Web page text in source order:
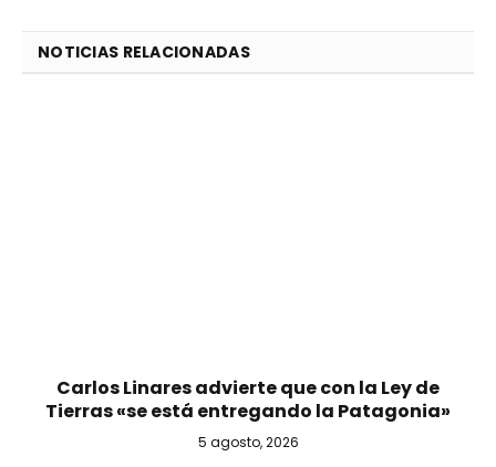
NOTICIAS RELACIONADAS
Carlos Linares advierte que con la Ley de
Tierras «se está entregando la Patagonia»
5 agosto, 2026